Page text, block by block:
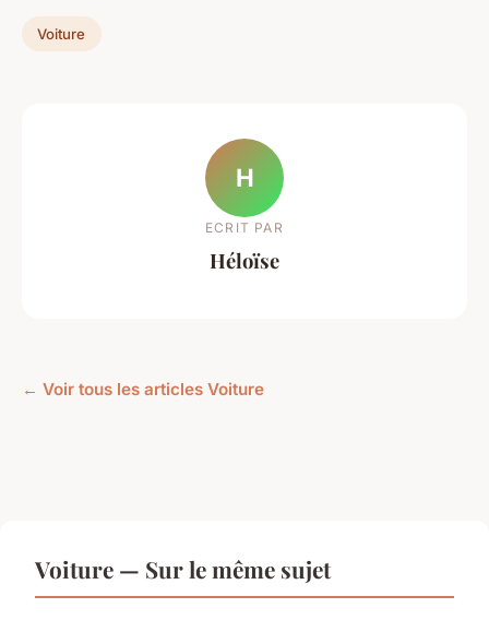
Voiture
H
ECRIT PAR
Héloïse
← Voir tous les articles Voiture
Voiture — Sur le même sujet